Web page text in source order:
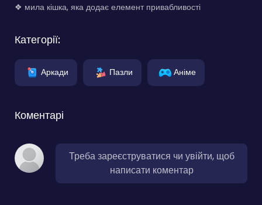
❖ мила кішка, яка додає елемент привабливості
Категорії:
Аркади Пазли Аніме
Коментарі
Треба зареєструватися чи увійти, щоб
написати коментар